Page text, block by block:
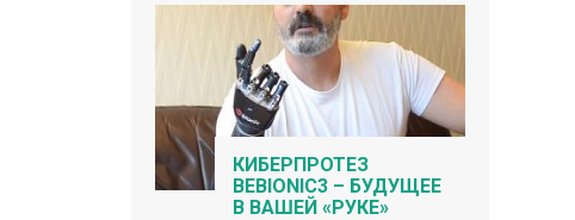
КИБЕРПРОТЕЗ
BEBIONIC3 – БУДУЩЕЕ
В ВАШЕЙ «РУКЕ»